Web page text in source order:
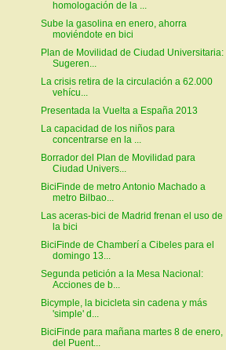
homologación de la ...
Sube la gasolina en enero, ahorra
moviéndote en bici
Plan de Movilidad de Ciudad Universitaria:
Sugeren...
La crisis retira de la circulación a 62.000
vehícu...
Presentada la Vuelta a España 2013
La capacidad de los niños para
concentrarse en la ...
Borrador del Plan de Movilidad para
Ciudad Univers...
BiciFinde de metro Antonio Machado a
metro Bilbao...
Las aceras-bici de Madrid frenan el uso de
la bici
BiciFinde de Chamberí a Cibeles para el
domingo 13...
Segunda petición a la Mesa Nacional:
Acciones de b...
Bicymple, la bicicleta sin cadena y más
'simple' d...
BiciFinde para mañana martes 8 de enero,
del Puent...